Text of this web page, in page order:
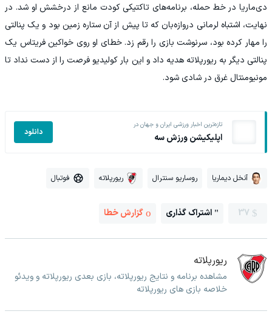
دی‌ماریا در خط حمله، برنامه‌های تاکتیکی کودت مانع از درخشش او شد. در
نهایت، اشتباه لرمانی دروازه‌بان که تا پیش از آن ستاره زمین بود و یک پنالتی
را مهار کرده بود، سرنوشت بازی را رقم زد. خطای او روی خواکین فریتاس یک
پنالتی دیگر به ریورپلاته هدیه داد و این بار کولیدیو فرصت را از دست نداد تا
مونیومنتال غرق در شادی شود.
تازه‌ترین اخبار ورزشی ایران و جهان در
اپلیکیشن ورزش سه دانلود
آنخل دیماریا روساریو سنترال ریورپلاته فوتبال
37 اشتراک گذاری گزارش خطا
ریورپلاته
مشاهده برنامه و نتایج ریورپلاته، بازی بعدی ریورپلاته و ویدئو
خلاصه بازی های ریورپلاته